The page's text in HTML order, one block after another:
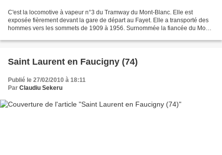
C'est la locomotive à vapeur n°3 du Tramway du Mont-Blanc. Elle est
exposée fièrement devant la gare de départ au Fayet. Elle a transporté des
hommes vers les sommets de 1909 à 1956. Surnommée la fiancée du Mont-
Saint Laurent en Faucigny (74)
Publié le 27/02/2010 à 18:11
Par Claudiu Sekeru